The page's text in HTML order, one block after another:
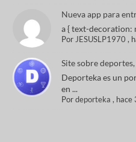
Nueva app para
a { text-decoration:
Por JESUSLP1970 ,
Site sobre
Deporteka es un
en ...
Pordeporteka , hace